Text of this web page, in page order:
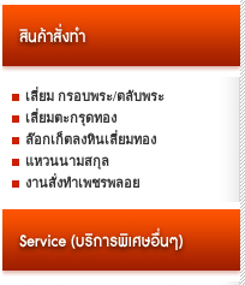
เลี่ยม กรอบพระ/ตลับพระ
เลี่ยมตะกรุดทอง
ล๊อกเก็ตลงหินเลี่ยมทอง
แหวนนามสกุล
งานสั่งทำเพชรพลอย